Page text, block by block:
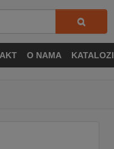
O NAMA KATALOZI